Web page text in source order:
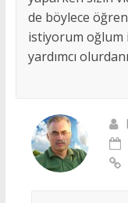
de böylece
istiyorum oğlum
yardımcı